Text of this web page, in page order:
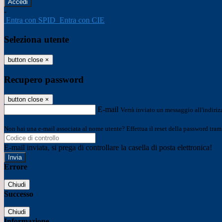
-
Entra con SPID Entra con CIE
Seleziona utente
button close ×
Recupero password
button close ×
E-mail Verrà inviato un messaggio
Non hai una e-mail associata al nome utente? Effettua il reset della password
E-mail inviata, si prega di controllare la casella di posta elettronica!
Errore
Chiudi
Successo
Chiudi